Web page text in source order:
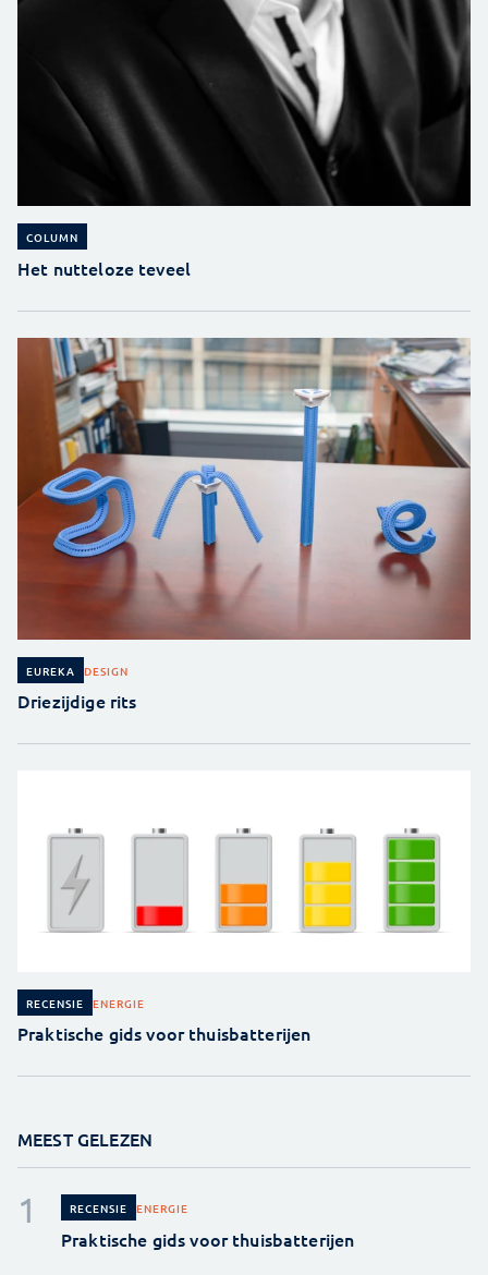
COLUMN
Het nutteloze teveel
EUREKA DESIGN
Driezijdige rits
RECENSIE ENERGIE
Praktische gids voor thuisbatterijen
MEEST GELEZEN
RECENSIE ENERGIE
Praktische gids voor thuisbatterijen